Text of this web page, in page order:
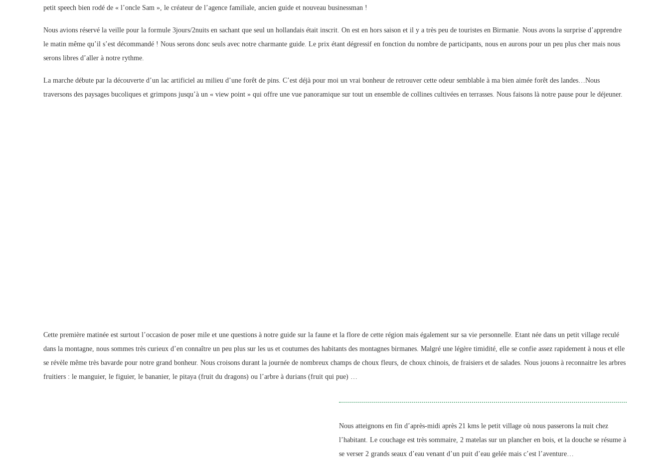
petit speech bien rodé de « l’oncle Sam », le créateur de l’agence familiale, ancien guide et nouveau businessman !
Nous avions réservé la veille pour la formule 3jours/2nuits en sachant que seul un hollandais était inscrit. On est en hors saison et il y a très peu de touristes en Birmanie. Nous avons la surprise d’apprendre
le matin même qu’il s’est décommandé ! Nous serons donc seuls avec notre charmante guide. Le prix étant dégressif en fonction du nombre de participants, nous en aurons pour un peu plus cher mais nous
serons libres d’aller à notre rythme.
La marche débute par la découverte d’un lac artificiel au milieu d’une forêt de pins. C’est déjà pour moi un vrai bonheur de retrouver cette odeur semblable à ma bien aimée forêt des landes…Nous
traversons des paysages bucoliques et grimpons jusqu’à un « view point » qui offre une vue panoramique sur tout un ensemble de collines cultivées en terrasses. Nous faisons là notre pause pour le déjeuner.
Cette première matinée est surtout l’occasion de poser mile et une questions à notre guide sur la faune et la flore de cette région mais également sur sa vie personnelle. Etant née dans un petit village reculé
dans la montagne, nous sommes très curieux d’en connaître un peu plus sur les us et coutumes des habitants des montagnes birmanes. Malgré une légère timidité, elle se confie assez rapidement à nous et elle
se révèle même très bavarde pour notre grand bonheur. Nous croisons durant la journée de nombreux champs de choux fleurs, de choux chinois, de fraisiers et de salades. Nous jouons à reconnaitre les arbres
fruitiers : le manguier, le figuier, le bananier, le pitaya (fruit du dragons) ou l’arbre à durians (fruit qui pue) …
Nous atteignons en fin d’après-midi après 21 kms le petit village où nous passerons la nuit chez
l’habitant. Le couchage est très sommaire, 2 matelas sur un plancher en bois, et la douche se résume à
se verser 2 grands seaux d’eau venant d’un puit d’eau gelée mais c’est l’aventure…